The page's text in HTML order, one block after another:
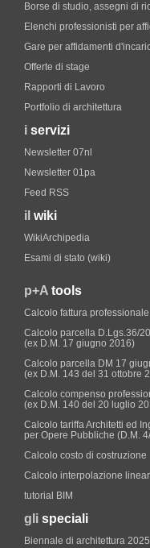
Borse di studio, assegni di
Elenchi professionisti per
Gare per affidamenti
Offerte di stage
Rapporti di Lavoro
Portfolio di architettura
i servizi
Newsletter 07nl
Newsletter 01pa
Feed RSS
il wiki
WikiArchipedia
Esami di stato (wiki)
p+A tools
Calcolo fattura professionale
Calcolo parcella D.Lgs.36/
(ex D.M. 17 giugno 2016)
Calcolo parcella DM 17
(ex D.M. 143 del 31 ottobre
Calcolo compenso
(ex D.M. 140 del 20 luglio
Calcolo tariffa Architetti ed
per Opere Pubbliche (D.M.
Calcolo costo di costruzione
Calcolo interpolazione
tutorial BIM
gli speciali
Biennale di architettura 2025